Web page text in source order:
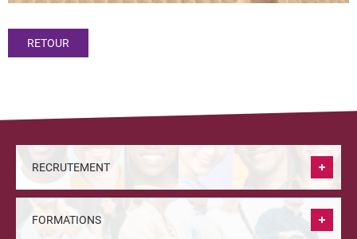
RETOUR
RECRUTEMENT
FORMATIONS